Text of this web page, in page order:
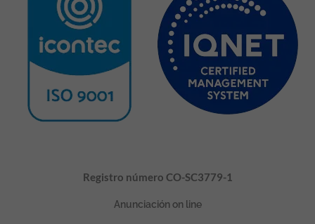
Registro número CO-SC3779-1
Anunciación on line